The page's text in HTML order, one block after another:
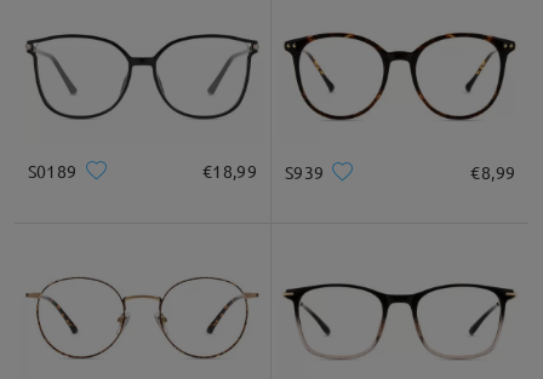
S0189 €18,99 S939 €8,99